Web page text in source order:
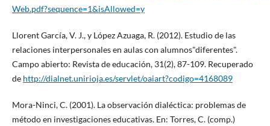
Web.pdf?sequence=1&isAllowed=y
Llorent García, V. J., y López Azuaga, R. (2012). Estudio de las
relaciones interpersonales en aulas con alumnos"diferentes".
Campo abierto: Revista de educación, 31(2), 87-109. Recuperado
de http://dialnet.unirioja.es/servlet/oaiart?codigo=4168089
Mora-Ninci, C. (2001). La observación dialéctica: problemas de
método en investigaciones educativas. En: Torres, C. (comp.)